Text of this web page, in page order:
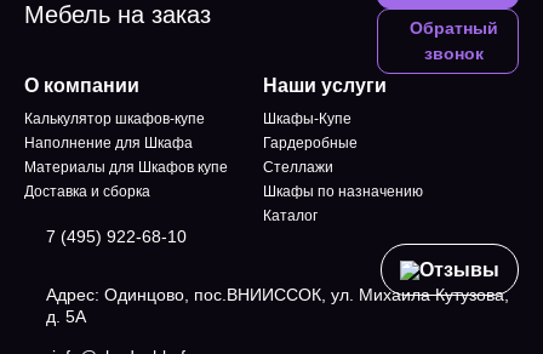
Мебель на заказ
Обратный
звонок
О компании
Калькулятор шкафов-купе
Наполнение для Шкафа
Материалы для Шкафов купе
Доставка и сборка
Отзывы
Наши услуги
Шкафы-Купе
Гардеробные
Стеллажи
Шкафы по назначению
Каталог
7 (495) 922-68-10
Адрес: Одинцово, пос.ВНИИССОК, ул. Михаила Кутузова,
д. 5А